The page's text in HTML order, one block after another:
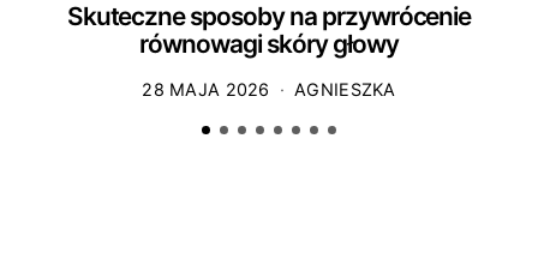
Skuteczne sposoby na przywrócenie
równowagi skóry głowy
28 MAJA 2026 AGNIESZKA